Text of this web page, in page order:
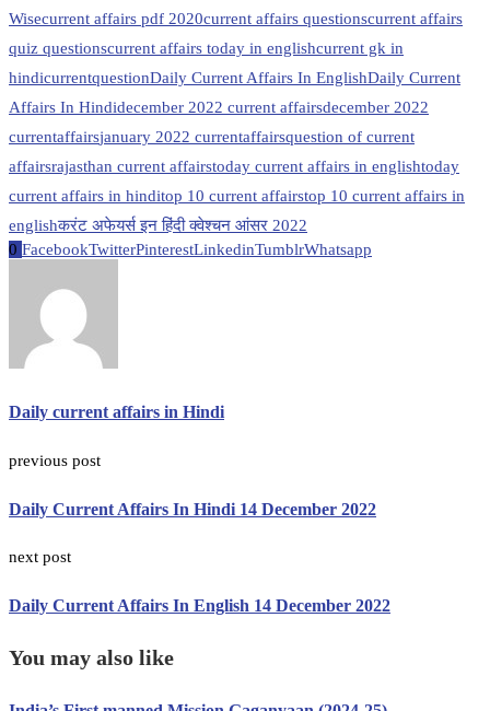
Wisecurrent affairs pdf 2020current affairs questionscurrent affairs
quiz questionscurrent affairs today in englishcurrent gk in
hindicurrentquestionDaily Current Affairs In EnglishDaily Current
Affairs In Hindidecember 2022 current affairsdecember 2022
currentaffairsjanuary 2022 currentaffairsquestion of current
affairsrajasthan current affairstoday current affairs in englishtoday
current affairs in hinditop 10 current affairstop 10 current affairs in
englishकरंट अफेयर्स इन हिंदी क्वेश्चन आंसर 2022
0 FacebookTwitterPinterestLinkedinTumblrWhatsapp
Daily current affairs in Hindi
previous post
Daily Current Affairs In Hindi 14 December 2022
next post
Daily Current Affairs In English 14 December 2022
You may also like